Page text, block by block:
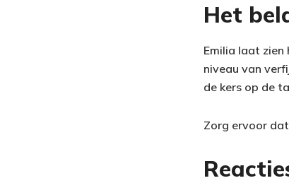
Het
Emilia laat zien
niveau van
de kers op de
Zorg ervoor